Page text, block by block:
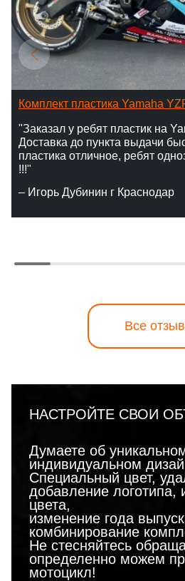
Комплект пластика Yamaha
"Заказал у ребят пластик на
Доставка до пункта выдачи
пластика отличное, ребят
!!!"
– Игорь Дубинин г Краснодар
Все
НАСТРОЙТЕ СВОИ
Думаете об
индивидуальном
Специальный цвет,
добавление логотипа,
цвета,
изменение года
комбинирование
Не стесняйтесь
определенно можем
мотоцикл!